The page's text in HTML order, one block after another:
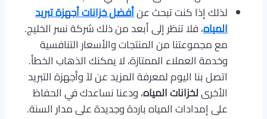
لذلك إذا كنت تبحث عنأفضل خزانات أجهزة تبريد
المياه، فلا تنظر إلى أبعد من ذلك شركة نسر الخليج.
مع مجموعتنا من المنتجات والأسعار التنافسية
وخدمة العملاء الممتازة، لا يمكنك الذهاب الخطأ.
اتصل بنا اليوم لمعرفة المزيد عن لآ وأجهزة التبريد
الأخرىلخزانات المياه، ودعنا نساعدك في الحفاظ
على إمدادات المياه باردة وجديدة على مدار السنة.